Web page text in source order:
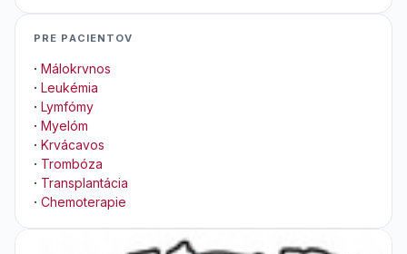
PRE PACIENTOV
· Málokrvnos
· Leukémia
· Lymfómy
· Myelóm
· Krvácavos
· Trombóza
· Transplantácia
· Chemoterapie